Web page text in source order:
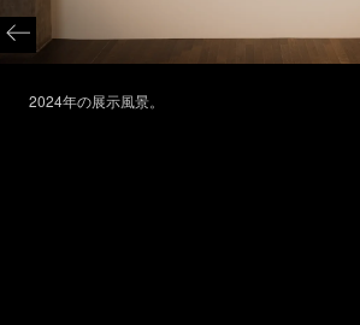
2024年の展示風景。